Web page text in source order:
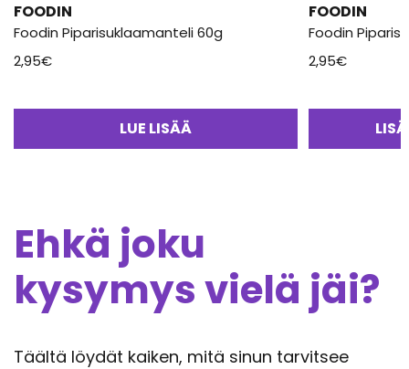
FOODIN
Foodin Piparisuklaamanteli 60g
2,95€
LUE LISÄÄ
FOODIN
Foodin
2,95€
Ehkä joku
kysymys vielä jäi?
Täältä löydät kaiken, mitä sinun tarvitsee